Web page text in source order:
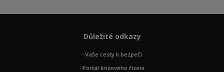
Důležité odkazy
Vaše cesty k bezpečí
Portál krizového řízení